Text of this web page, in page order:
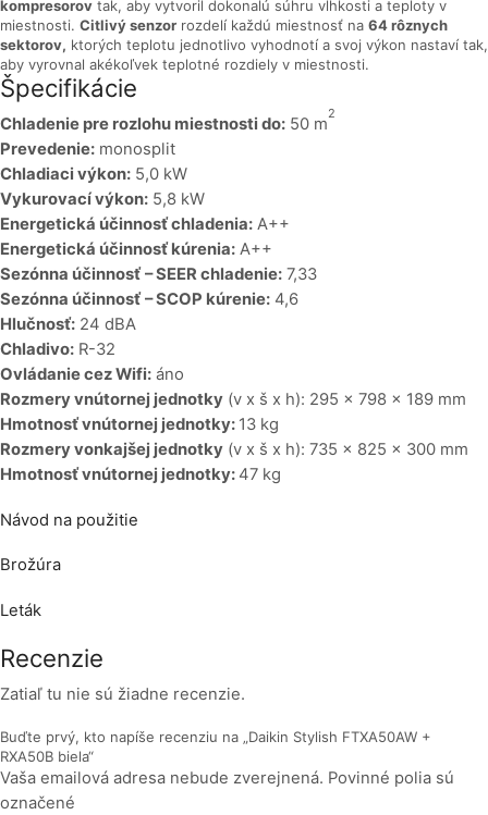
kompresorov tak, aby vytvoril dokonalú súhru vlhkosti a teploty v
miestnosti. Citlivý senzor rozdelí každú miestnosť na 64 rôznych
sektorov, ktorých teplotu jednotlivo vyhodnotí a svoj výkon nastaví tak,
aby vyrovnal akékoľvek teplotné rozdiely v miestnosti.
Špecifikácie
Chladenie pre rozlohu miestnosti do: 50 m
2
Prevedenie: monosplit
Chladiaci výkon: 5,0 kW
Vykurovací výkon: 5,8 kW
Energetická účinnosť chladenia: A++
Energetická účinnosť kúrenia: A++
Sezónna účinnosť – SEER chladenie: 7,33
Sezónna účinnosť – SCOP kúrenie: 4,6
Hlučnosť: 24 dBA
Chladivo: R-32
Ovládanie cez Wifi: áno
Rozmery vnútornej jednotky (v x š x h): 295 x 798 x 189 mm
Hmotnosť vnútornej jednotky: 13 kg
Rozmery vonkajšej jednotky (v x š x h): 735 x 825 x 300 mm
Hmotnosť vnútornej jednotky: 47 kg
Návod na použitie
Brožúra
Leták
Recenzie
Zatiaľ tu nie sú žiadne recenzie.
Buďte prvý, kto napíše recenziu na „Daikin Stylish FTXA50AW +
RXA50B biela“
Vaša emailová adresa nebude zverejnená. Povinné polia sú
označené